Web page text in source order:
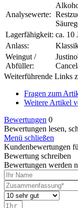
Analysewerte:
Lagerfähigkeit: ca. 10
Anlass:
Weingut /
Abfüller:
Weiterführende Links
Fragen zum
Weitere Artikel
Bewertungen 0
Bewertungen lesen,
Menü schließen
Kundenbewertungen
Bewertung schreiben
Bewertungen werden